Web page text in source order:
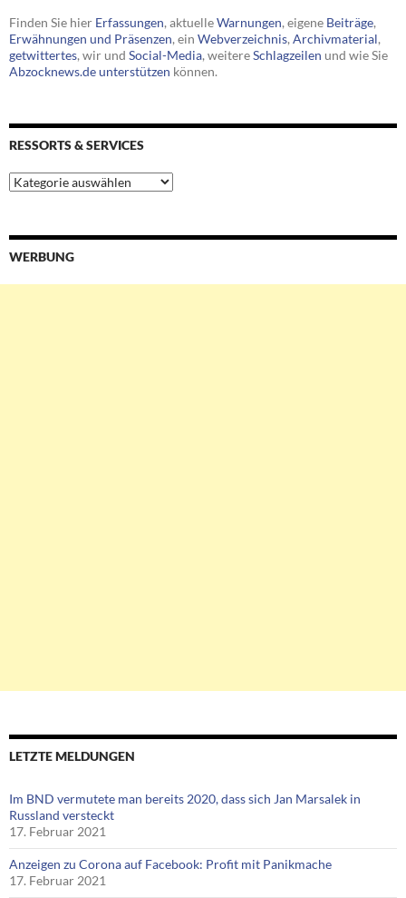
Finden Sie hier Erfassungen, aktuelleWarnungen, eigene Beiträge,
Erwähnungen und Präsenzen, ein Webverzeichnis, Archivmaterial,
getwittertes, wir und Social-Media, weitereSchlagzeilen und wie Sie
Abzocknews.de unterstützen können.
RESSORTS & SERVICES
Ressorts
&
WERBUNG
LETZTE MELDUNGEN
Im BND vermutete man bereits 2020, dass sich Jan Marsalek in
Russland versteckt
17. Februar 2021
Anzeigen zu Corona auf Facebook: Profit mit Panikmache
17. Februar 2021